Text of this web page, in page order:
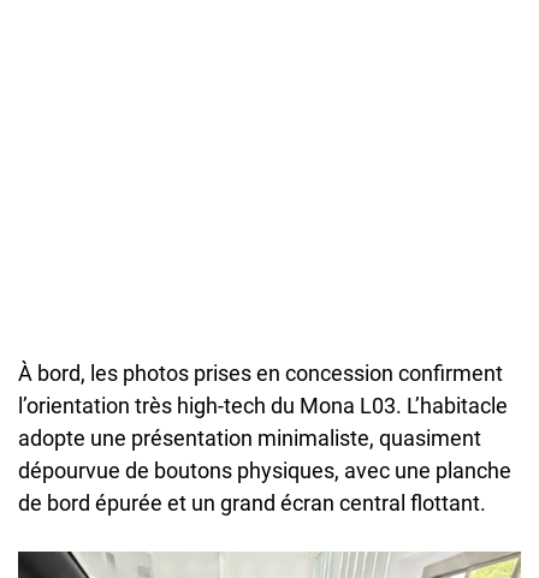
À bord, les photos prises en concession confirment
l’orientation très high-tech du Mona L03. L’habitacle
adopte une présentation minimaliste, quasiment
dépourvue de boutons physiques, avec une planche
de bord épurée et un grand écran central flottant.